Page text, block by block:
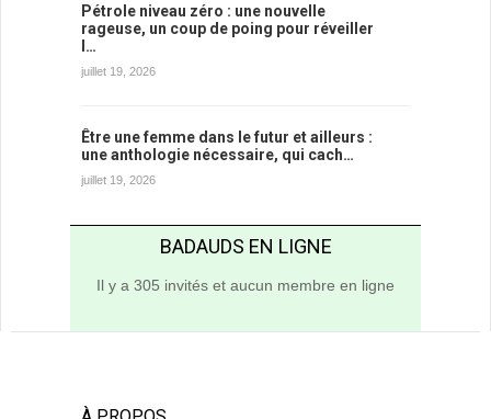
Pétrole niveau zéro : une nouvelle
rageuse, un coup de poing pour réveiller
l…
juillet 19, 2026
Être une femme dans le futur et ailleurs :
une anthologie nécessaire, qui cach…
juillet 19, 2026
BADAUDS EN LIGNE
Il y a 305 invités et aucun membre en ligne